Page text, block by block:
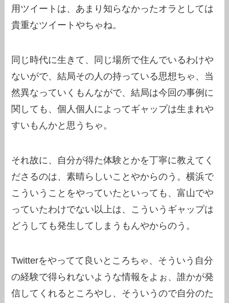
用ツイートは、あまり知らなかったオラとしては
貴重なツイートやちゃね。
同じ時代に生きて、同じ場所で住んでいるわけや
ないがで、結局その人の持っている思想ちゃ、当
然異なっていくもんながで、結局は今回の事例に
関しても、個人個人によってギャップは生まれや
すいもんかと思うちゃ。
それ故に、自分が得た体験とかを丁寧に教えてく
ださるのは、素晴らしいことやからのう。横浜で
こういうことをやっていたといっても、富山でや
っていたわけでない以上は、こういうギャップは
どうしても発生してしまうもんやからのう。
Twitterをやってて良いところちゃ、そういう自分
の経験で得られないような情報をよぉ、誰かが発
信してくれるところやし、そういうので自分のた